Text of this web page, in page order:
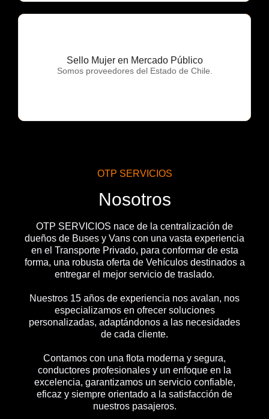
Sello Mujer en Mercado Público
Somos proveedores del Estado de Chile.
OTP Servicios
OTP SERVICIOS
Nosotros
OTP SERVICIOS nace de la centralización de
dueños de Buses y Vans con una vasta experiencia
en el Transporte Privado, para conformar de esta
forma, una robusta oferta de Vehículos destinados a
entregar el mejor servicio de traslado.
Nuestros 15 años de experiencia nos avalan, nos
especializamos en ofrecer soluciones
personalizadas, adaptándonos a las necesidades
de cada cliente.
Contamos con una flota moderna y segura,
conductores profesionales y un enfoque en la
excelencia, garantizamos un servicio confiable,
eficaz y siempre orientado a la satisfacción de
nuestros pasajeros.